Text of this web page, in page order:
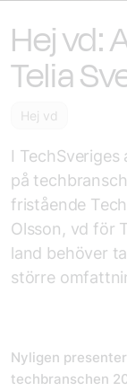
Hej vd:
Telia
Hej vd
I
på
fristående
Olsson, vd för
land behöver
större
Nyligen
techbranschen